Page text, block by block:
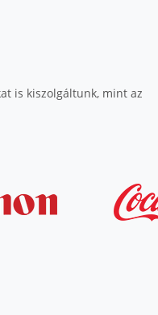
is kiszolgáltunk, mint az